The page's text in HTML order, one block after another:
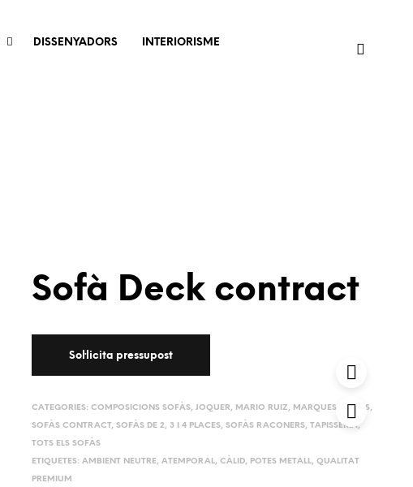
DISSENYADORS
INTERIORISME
Sofà Deck contract
CATEGORIES: COMPOSICIONS SOFÀS, JOQUER, MARIO RUIZ, MARQUES SOFÀS,
SOFÀS CONTRACT, SOFÀS DE 2, 3 I 4 PLACES, SOFÀS RACONERS, TAPISSERIA,
TOTS ELS SOFÀS
ETIQUETES: AMBIENT NEUTRE, ATEMPORAL, CÀLID, POTES METALL, QUALITAT
PREMIUM